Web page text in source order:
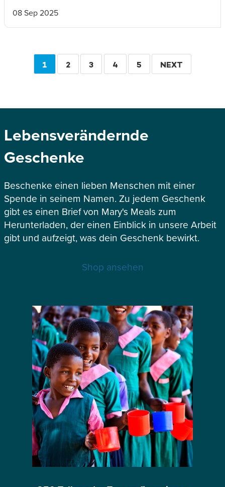
08 Sep 2025
Seitennummerierung
AKTUELLE
1 SEITE
2 SEITE
3 SEITE
4 SEITE
5 WEITER
NEXT
Lebensverändernde
Geschenke
Beschenke einen lieben Menschen mit einer
Spende in seinem Namen. Zu jedem Geschenk
gibt es einen Brief von Mary's Meals zum
Herunterladen, der einen Einblick in unsere Arbeit
gibt und aufzeigt, was dein Geschenk bewirkt.
Shop ansehen